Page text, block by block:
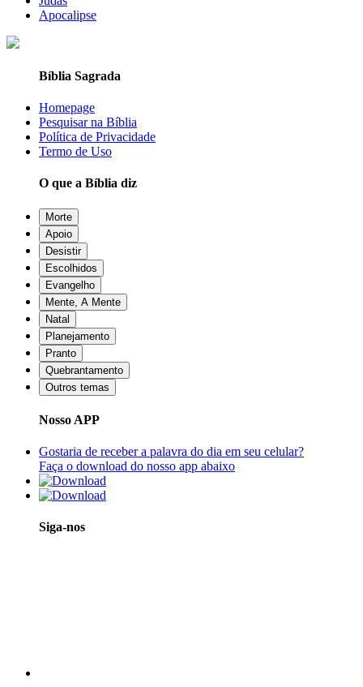
Apocalipse
Bíblia Sagrada
Homepage
Pesquisar na Bíblia
Política de Privacidade
Termo de Uso
O que a Bíblia diz
Morte
Apoio
Desistir
Escolhidos
Evangelho
Mente, A Mente
Natal
Planejamento
Pranto
Quebrantamento
Outros temas
Nosso APP
Gostaria de receber a palavra do dia em seu celular?
Faça o download do nosso app abaixo
Siga-nos